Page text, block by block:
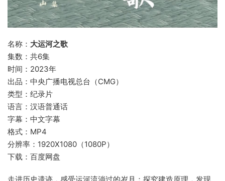
名称： 大运河之歌
集数：共6集
时间：2023年
出品：中央广播电视总台（CMG）
类型：纪录片
语言：汉语普通话
字幕：中文字幕
格式：MP4
分辨率：1920X1080（1080P）
下载：百度网盘